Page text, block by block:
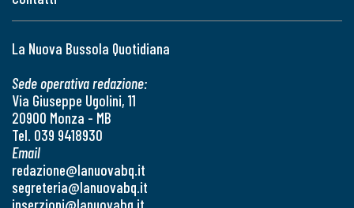
La Nuova Bussola Quotidiana
Sede operativa redazione:
Via Giuseppe Ugolini, 11
20900 Monza - MB
Tel. 039 9418930
Email
redazione@lanuovabq.it
segreteria@lanuovabq.it